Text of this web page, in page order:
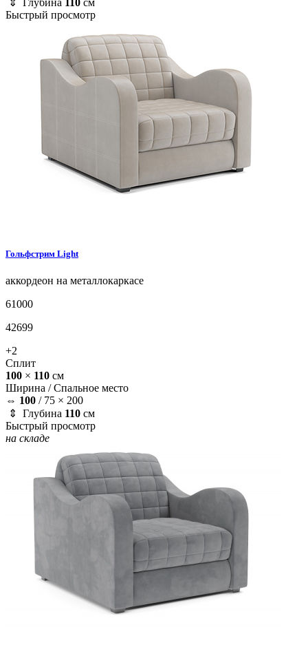
⇕ Глубина 110 см
Быстрый просмотр
Гольфстрим Light
аккордеон на металлокаркасе
61000
42699
+2
Сплит
100 × 110 см
Ширина /Спальное место
⇔ 100 / 75 × 200
⇕ Глубина 110 см
Быстрый просмотр
на складе